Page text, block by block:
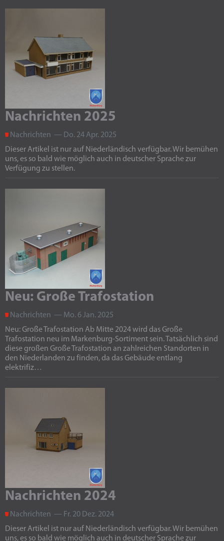
Nachrichten 2025
Nachrichten — Do. 24 Apr. 2025
Dieser Artikel ist nur auf Niederländisch verfügbar. Wir bemühen
uns, es so bald wie möglich auch in deutscher Sprache zur
Verfügung zu stellen.
Neu: Große Trafostation
Nachrichten — Mo. 6 Jan. 2025
Neu: Große Trafostation Ab Mitte 2024 wird das Große
Trafostation neu im Markenburg-Sortiment sein. Tatsächlich sind
diese großen Große Trafostation an zahlreichen Standorten in
den Niederlanden zu finden, da das Gebäude entlang
elektrifiz…
Nachrichten 2024
Nachrichten — Fr. 20 Dez. 2024
Dieser Artikel ist nur auf Niederländisch verfügbar. Wir bemühen
uns, es so bald wie möglich auch in deutscher Sprache zur